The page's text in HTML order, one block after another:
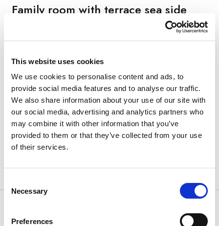
This website uses cookies
We use cookies to personalise content and ads, to
provide social media features and to analyse our traffic.
We also share information about your use of our site with
our social media, advertising and analytics partners who
may combine it with other information that you’ve
provided to them or that they’ve collected from your use
of their services.
Selection
Necessary
Preferences
Family room with terrace sea side
Powierzchnia: 23 m², Maksymalne obłożenie: 2 osoby
pojedyncze sofy rozkładane (75x180 cm), Łazienka z
prysznicem (suszarka do włosów, rozszerzony zestaw
kosmetyków), Klimatyzacja, Bezpłatne WI-FI, Telewizor
LCD z płaskim ekranem (39"), Telefon z bezpośrednim
wyjściem na miasto, Sejf na laptopa, Umeblowany taras,
Zestaw do parzenia kawy i herbaty
Zobacz szczegóły
Bezpłatne anulowanie rezerwacji - płatność na obiekcie!